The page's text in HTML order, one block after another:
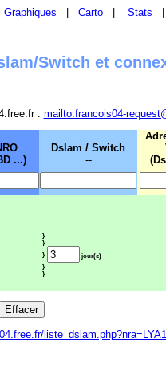
Graphiques Carto Stats
Switch et
: mailto:francois04-
...)
Dslam / Switch
--
}
}
}
jour(s)
}
}